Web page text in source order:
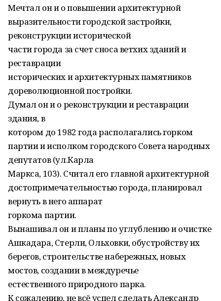
Мечтал он и о повышении архитектурной
выразительности городской застройки,
реконструкции исторической
части города за счет сноса ветхих зданий и
реставрации
исторических и архитектурных памятников
дореволюционной постройки.
Думал он и о реконструкции и реставрации
здания, в
котором до 1982 года располагались горком
партии и исполком городского Совета народных
депутатов (ул.Карла
Маркса, 103). Считал его главной архитектурной
достопримечательностью города, планировал
вернуть в него аппарат
горкома партии.
Вынашивал он и планы по углублению и очистке
Ашкадара, Стерли, Ольховки, обустройству их
берегов, строительстве набережных, новых
мостов, создании в междуречье
естественного природного парка.
К сожалению, не всё успел сделать Александр